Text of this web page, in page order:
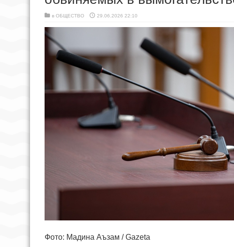
в ОБЩЕСТВО 29.06.2026 22:10
Фото: Мадина Аъзам / Gazeta